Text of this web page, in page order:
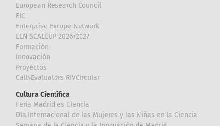
European Research Council
EIC
Enterprise Europe Network
EEN SCALEUP 2026/2027
Formación
Innovación
Proyectos
Call4Evaluators RIVCircular
Cultura Científica
Feria Madrid es Ciencia
Día Internacional de las Mujeres y las Niñas en la Ciencia